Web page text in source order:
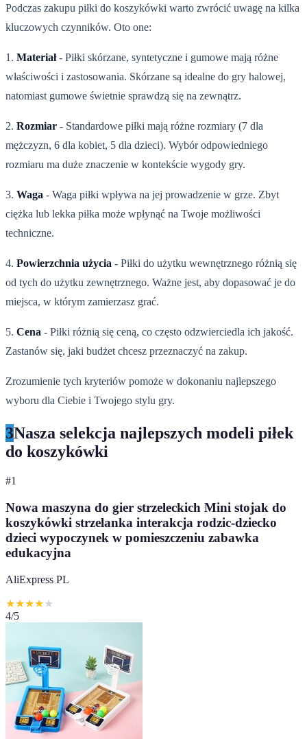
Podczas zakupu piłki do koszykówki warto zwrócić uwagę na kilka
kluczowych czynników. Oto one:
1. Materiał- Piłki skórzane, syntetyczne i gumowe mają różne
właściwości i zastosowania. Skórzane są idealne do gry halowej,
natomiast gumowe świetnie sprawdzą się na zewnątrz.
2. Rozmiar - Standardowe piłki mają różne rozmiary (7 dla
mężczyzn, 6 dla kobiet, 5 dla dzieci). Wybór odpowiedniego
rozmiaru ma duże znaczenie w kontekście wygody gry.
3. Waga - Waga piłki wpływa na jej prowadzenie w grze. Zbyt
ciężka lub lekka piłka może wpłynąć na Twoje możliwości
techniczne.
4. Powierzchnia użycia - Piłki do użytku wewnętrznego różnią się
od tych do użytku zewnętrznego. Ważne jest, aby dopasować je do
miejsca, w którym zamierzasz grać.
5. Cena - Piłki różnią się ceną, co często odzwierciedla ich jakość.
Zastanów się, jaki budżet chcesz przeznaczyć na zakup.
Zrozumienie tych kryteriów pomoże w dokonaniu najlepszego
wyboru dla Ciebie i Twojego stylu gry.
3Nasza selekcja najlepszych modeli piłek
do koszykówki
#1
Nowa maszyna do gier strzeleckich Mini stojak do
koszykówki strzelanka interakcja rodzic-dziecko
dzieci wypoczynek w pomieszczeniu zabawka
edukacyjna
AliExpress PL
★★★★★
4/5